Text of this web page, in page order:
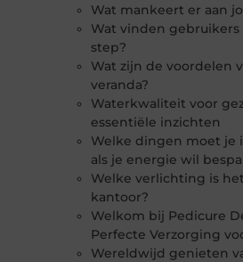
Wat mankeert er aan
Wat vinden gebruikers
step?
Wat zijn de voordelen
veranda?
Waterkwaliteit voor
essentiële inzichten
Welke dingen moet je
als je energie wil
Welke verlichting is
kantoor?
Welkom bij Pedicure
Perfecte Verzorging
Wereldwijd genieten